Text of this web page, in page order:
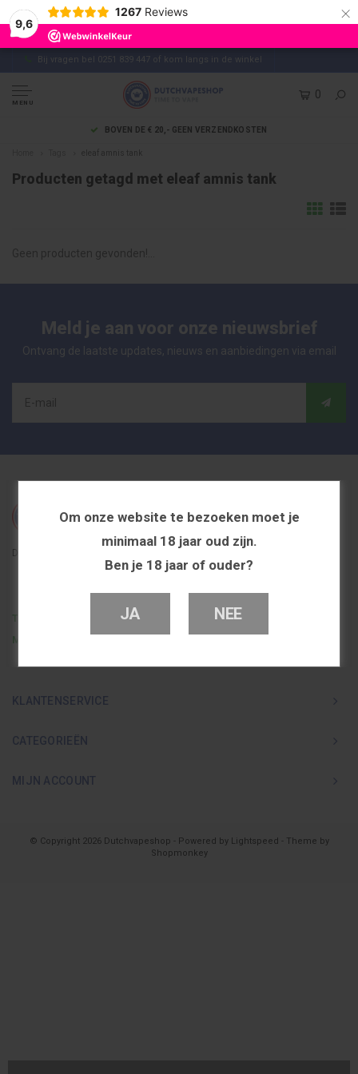
Om onze website te bezoeken moet je
minimaal 18 jaar oud zijn.
Ben je 18 jaar of ouder?
JA NEE
9,6
1267 Reviews ×
Bij vragen bel 0251 839 447 of kom langs in de winkel
MENU
0
BOVEN DE € 20,- GEEN VERZENDKOSTEN
eleaf amnis tank
Producten getagd met eleaf amnis tank
Geen producten gevonden!...
Meld je aan voor onze nieuwsbrief
Ontvang de laatste updates, nieuws en aanbiedingen via email
De beste en voordeligste vapeshop in Nederland
Telefoon
0251 839 447
KLANTENSERVICE
CATEGORIEËN
MIJN ACCOUNT
© Copyright 2026 Dutchvapeshop - Powered by Lightspeed - Theme by
Shopmonkey